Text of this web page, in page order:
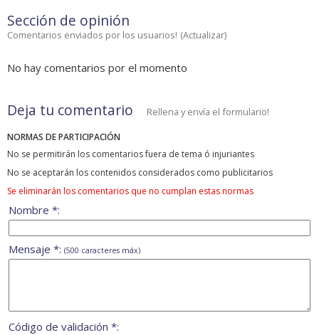
Sección de opinión
Comentarios enviados por los usuarios! (Actualizar)
No hay comentarios por el momento
Deja tu comentario Rellena y envía el formulario!
NORMAS DE PARTICIPACIÓN
No se permitirán los comentarios fuera de tema ó injuriantes
No se aceptarán los contenidos considerados como publicitarios
Se eliminarán los comentarios que no cumplan estas normas
Nombre *:
Mensaje *: (500 caracteres máx)
Código de validación *: